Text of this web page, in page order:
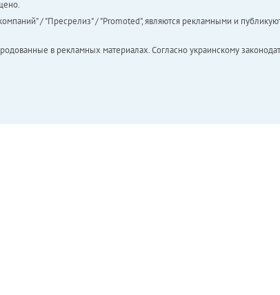
/ "Пресрелиз" / "Promoted", являются рекламными и
в рекламных материалах. Согласно украинскому